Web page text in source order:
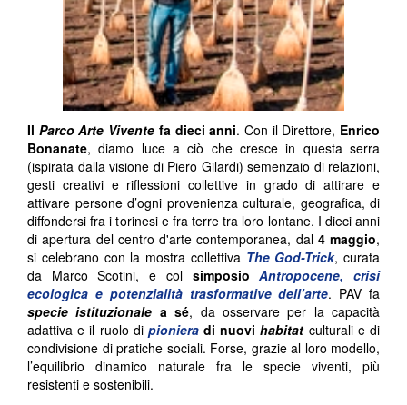
Il Parco Arte Vivente fa dieci anni. Con il Direttore, Enrico
Bonanate, diamo luce a ciò che cresce in questa serra
(ispirata dalla visione di Piero Gilardi) semenzaio di relazioni,
gesti creativi e riflessioni collettive in grado di attirare e
attivare persone d’ogni provenienza culturale, geografica, di
diffondersi fra i torinesi e fra terre tra loro lontane. I dieci anni
di apertura del centro d'arte contemporanea, dal4 maggio,
si celebrano con la mostra collettiva The God-Trick, curata
da Marco Scotini, e col simposio Antropocene, crisi
ecologica e potenzialità trasformative dell’arte. PAV fa
specie istituzionale a sé, da osservare per la capacità
adattiva e il ruolo di pionieradi nuovihabitat culturali e di
condivisione di pratiche sociali. Forse, grazie al loro modello,
l’equilibrio dinamico naturale fra le specie viventi, più
resistenti e sostenibili.